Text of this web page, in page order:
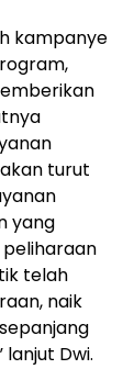
kampanye
turut
yang
telah
naik
lanjut Dwi.